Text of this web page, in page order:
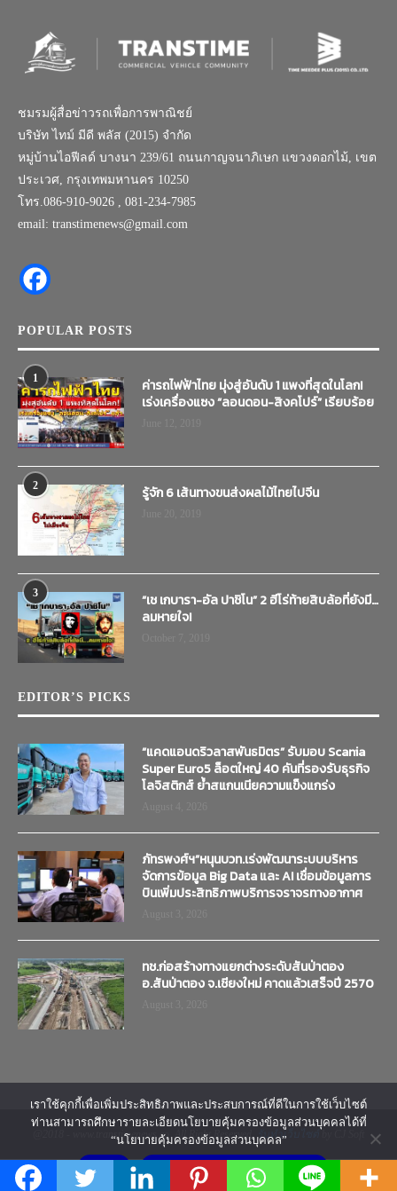
ชมรมผู้สื่อข่าวรถเพื่อการพาณิชย์
บริษัท ไทม์ มีดี พลัส (2015) จำกัด
หมู่บ้านไอฟีลด์ บางนา 239/61 ถนนกาญจนาภิเษก แขวงดอกไม้, เขต
ประเวศ, กรุงเทพมหานคร 10250
โทร.086-910-9026 , 081-234-7985
email: transtimenews@gmail.com
POPULAR POSTS
1
ค่ารถไฟฟ้าไทย มุ่งสู่อันดับ 1 แพงที่สุดในโลก!
เร่งเครื่องแซง “ลอนดอน-สิงคโปร์” เรียบร้อย
2 รู้จัก 6 เส้นทางขนส่งผลไม้ไทยไปจีน
3
“เช เกบารา-อัล ปาชิโน” 2 ฮีโร่ท้ายสิบล้อที่ยังมี…
ลมหายใจ!
EDITOR’S PICKS
“แคดแอนดริวลาสพันธมิตร” รับมอบ Scania
Super Euro5 ล็อตใหญ่ 40 คันที่รองรับธุรกิจ
โลจิสติกส์ ย้ำสแกนเนียความแข็งแกร่ง
ภัทรพงศ์ฯ”หนุนบวท.เร่งพัฒนาระบบบริหาร
จัดการข้อมูล Big Data และ AI เชื่อมข้อมูลการ
บินเพิ่มประสิทธิภาพบริการจราจรทางอากาศ
ทช.ก่อสร้างทางแยกต่างระดับสันป่าตอง
อ.สันป่าตอง จ.เชียงใหม่ คาดแล้วเสร็จปี 2570
@2018 - www.transtimenews.co. All Right Reserved. รับทำเว็บไซต์
เราใช้คุกกี้เพื่อเพิ่มประสิทธิภาพและประสบการณ์ที่ดีในการใช้เว็บไซต์
ท่านสามารถศึกษารายละเอียดนโยบายคุ้มครองข้อมูลส่วนบุคคลได้ที่
“นโยบายคุ้มครองข้อมูลส่วนบุคคล”
ยอมรับ นโยบายคุ้มครองข้อมูลส่วนบุคคล